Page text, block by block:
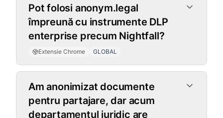
Pot folosi anonym.legal
împreună cu instrumente DLP
enterprise precum Nightfall?
Extensie Chrome GLOBAL
Criptare Reversibilă
Am anonimizat documente
pentru partajare, dar acum
departamentul juridic are